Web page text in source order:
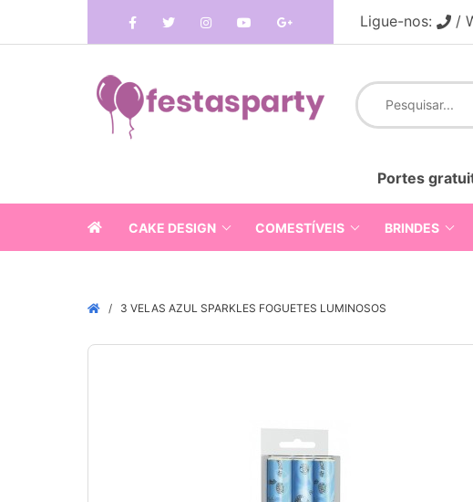
Ligue-nos: /
Portes
CAKE DESIGN COMESTÍVEIS BRINDES
3 VELAS AZUL SPARKLES FOGUETES LUMINOSOS